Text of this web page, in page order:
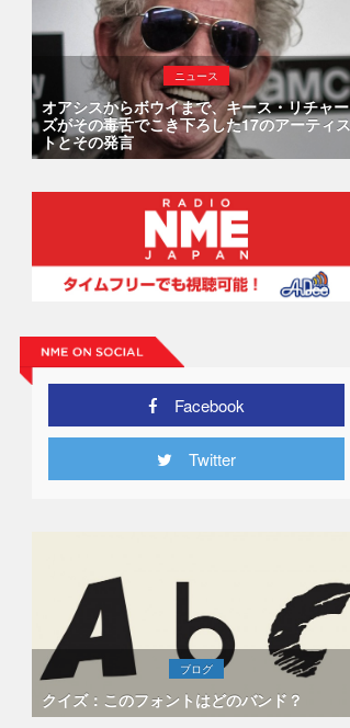
ニュース
オアシスからボウイまで、キース・リチャー
ズがその毒舌でこき下ろした17のアーティス
トとその発言
Facebook
Twitter
ブログ
クイズ：このフォントはどのバンド？